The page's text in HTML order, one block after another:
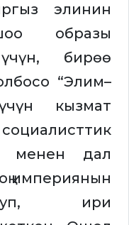
элинин
образы
бирөө
“Элим–
кызмат
менен дал
империянын
ири